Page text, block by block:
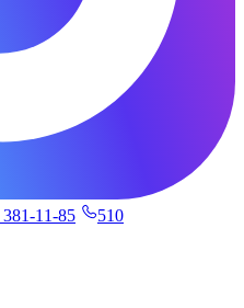
11-85
510